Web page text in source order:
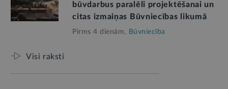
būvdarbus paralēli projektēšanai un
citas izmaiņas Būvniecības likumā
Pirms 4 dienām, Būvniecība
Visi raksti